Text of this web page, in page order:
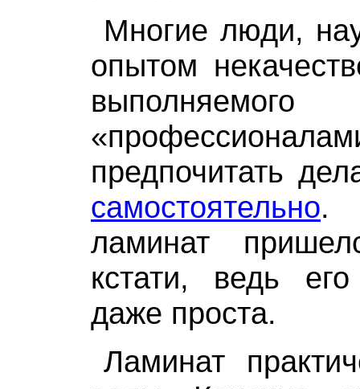
Многие люди,
опытом
выполняемого
предпочитать
самостоятельно.
ламинат
кстати, ведь
даже проста.
Ламинат